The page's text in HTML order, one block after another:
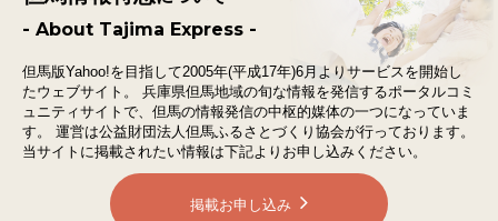
- About Tajima Express -
但馬版Yahoo!を目指して2005年(平成17年)6月よりサービスを開始し
たウェブサイト。
兵庫県但馬地域の旬な情報を発信するポータルコミ
ュニティサイトで、 但馬の情報発信の中枢的媒体の一つになっていま
す。
運営は公益財団法人但馬ふるさとづくり協会が行っております。
当サイトに掲載されたい情報は下記よりお申し込みください。
掲載お申し込み